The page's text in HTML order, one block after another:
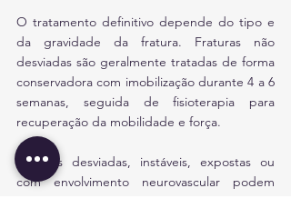
O tratamento definitivo depende do tipo e
da gravidade da fratura. Fraturas não
desviadas são geralmente tratadas de forma
conservadora com imobilização durante 4 a 6
semanas, seguida de fisioterapia para
recuperação da mobilidade e força.
Fraturas desviadas, instáveis, expostas ou
com envolvimento neurovascular podem